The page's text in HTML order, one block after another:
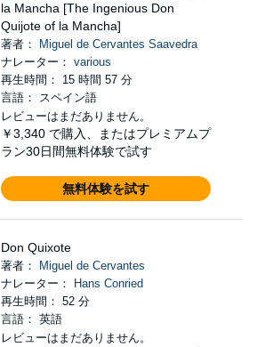
la Mancha [The Ingenious Don
Quijote of la Mancha]
著者：
Miguel de Cervantes Saavedra
ナレーター： various
再生時間： 15 時間 57 分
言語： スペイン語
レビューはまだありません。
￥3,340 で購入、またはプレミアムプ
ラン30日間無料体験で試す
無料体験を試す
Don Quixote
著者：
Miguel de Cervantes
ナレーター：
Hans Conried
再生時間： 52 分
言語： 英語
レビューはまだありません。